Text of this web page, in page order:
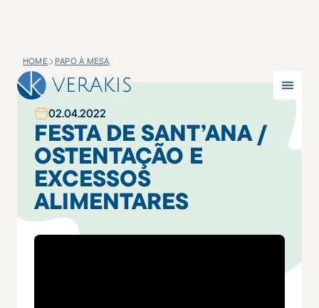
HOME PAPO À MESA
02.04.2022
FESTA DE SANT’ANA /
OSTENTAÇÃO E
EXCESSOS
ALIMENTARES